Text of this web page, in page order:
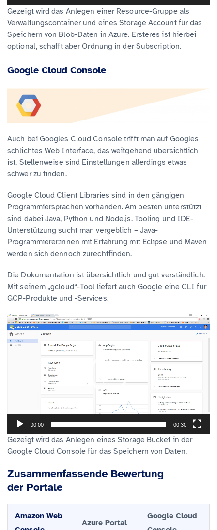
y
e
Gezeigt wird das Anlegen einer Resource-Gruppe als
Verwaltungscontainer und eines Storage Account für das
Speichern von Blob-Daten in Azure. Ersteres ist hierbei
optional, schafft aber Ordnung in der Subscription.
Google Cloud Console
Auch bei Googles Cloud Console trifft man auf Googles
schlichtes Web Interface, das weitgehend übersichtlich
ist. Stellenweise sind Einstellungen allerdings etwas
schwer zu finden.
Google Cloud Client Libraries sind in den gängigen
Programmiersprachen vorhanden. Am besten unterstützt
sind dabei Java, Python und Node.js. Tooling und IDE-
Unterstützung sucht man vergeblich – Java-
Programmierer:innen mit Erfahrung mit Eclipse und Maven
werden sich dennoch zurechtfinden.
Die Dokumentation ist übersichtlich und gut verständlich.
Mit seinem „gcloud“-Tool liefert auch Google eine CLI für
GCP-Produkte und -Services.
V
d
l
y
e
r
00:00 00:30
Gezeigt wird das Anlegen eines Storage Bucket in der
Google Cloud Console für das Speichern von Daten.
Zusammenfassende Bewertung
der Portale
Amazon Web
Azure Portal
Google Cloud